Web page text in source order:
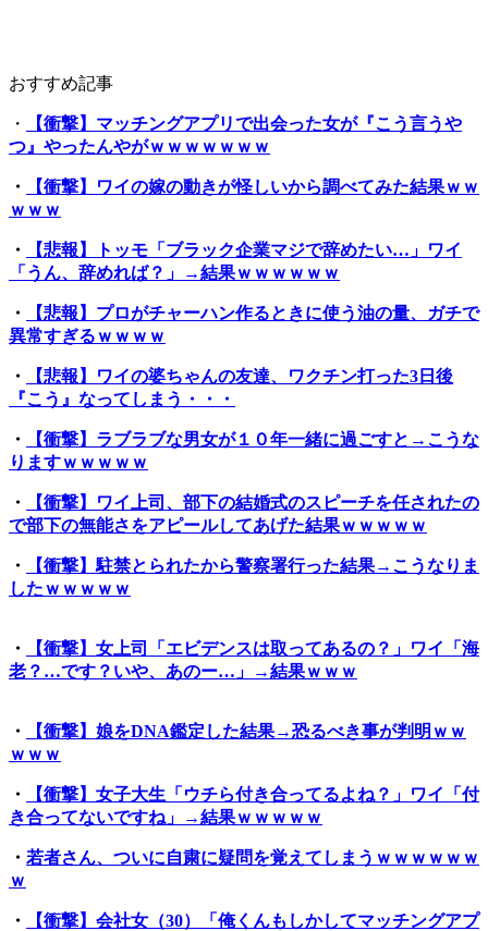
おすすめ記事
・
【衝撃】マッチングアプリで出会った女が『こう言うや
つ』やったんやがｗｗｗｗｗｗｗ
・
【衝撃】ワイの嫁の動きが怪しいから調べてみた結果ｗｗ
ｗｗｗ
・
【悲報】トッモ「ブラック企業マジで辞めたい…」ワイ
「うん、辞めれば？」→結果ｗｗｗｗｗｗ
・
【悲報】プロがチャーハン作るときに使う油の量、ガチで
異常すぎるｗｗｗｗ
・
【悲報】ワイの婆ちゃんの友達、ワクチン打った3日後
『こう』なってしまう・・・
・
【衝撃】ラブラブな男女が１０年一緒に過ごすと→こうな
りますｗｗｗｗｗ
・
【衝撃】ワイ上司、部下の結婚式のスピーチを任されたの
で部下の無能さをアピールしてあげた結果ｗｗｗｗｗ
・
【衝撃】駐禁とられたから警察署行った結果→こうなりま
したｗｗｗｗｗ
・
【衝撃】女上司「エビデンスは取ってあるの？」ワイ「海
老？…です？いや、あのー…」→結果ｗｗｗ
・
【衝撃】娘をDNA鑑定した結果→恐るべき事が判明ｗｗ
ｗｗｗ
・
【衝撃】女子大生「ウチら付き合ってるよね？」ワイ「付
き合ってないですね」→結果ｗｗｗｗｗ
・ 若者さん、ついに自粛に疑問を覚えてしまうｗｗｗｗｗｗ
ｗ
・
【衝撃】会社女（30）「俺くんもしかしてマッチングアプ